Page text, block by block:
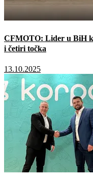
CFMOTO: Lider u BiH
i četiri točka
13.10.2025